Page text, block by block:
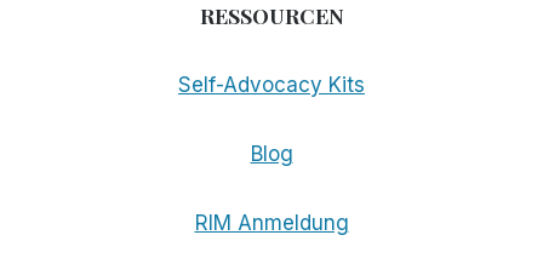
RESSOURCEN
Self-Advocacy Kits
Blog
RIM Anmeldung